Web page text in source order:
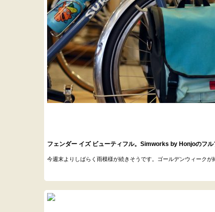
フェンダー イズ ビューティフル。Simworks by Honjoのフル
今週末よりしばらく雨模様が続きそうです。ゴールデンウィーク